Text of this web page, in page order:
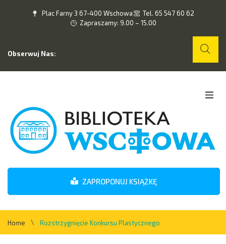
Plac Farny 3 67-400 Wschowa
Tel. 65 547 60 62
Zapraszamy: 9.00 – 15.00
Obserwuj Nas:
O nas
Wydarzenia
Kontakt
ZAPROPONUJ KSIĄŻKĘ
Home \ Rozstrzygnięcie Konkursu Plastycznego